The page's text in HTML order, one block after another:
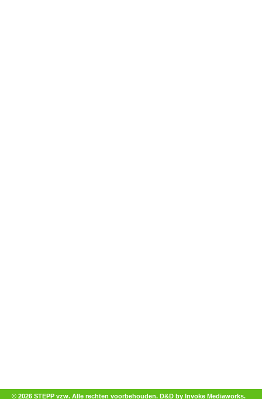
© 2026 STEPP vzw. Alle rechten voorbehouden. D&D by Invoke Mediaworks.